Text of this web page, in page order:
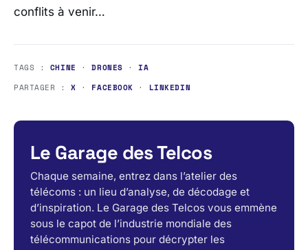
conflits à venir…
TAGS : CHINE ·DRONES ·IA
PARTAGER :X · FACEBOOK · LINKEDIN
Le Garage des Telcos
Chaque semaine, entrez dans l’atelier des
télécoms : un lieu d’analyse, de décodage et
d’inspiration. Le Garage des Telcos vous emmène
sous le capot de l’industrie mondiale des
télécommunications pour décrypter les